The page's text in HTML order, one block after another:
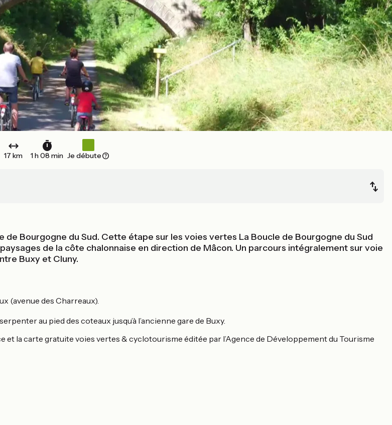
17 km 1 h 08 min Je débute
de Bourgogne du Sud. Cette étape sur les voies vertes La Boucle de Bourgogne du Sud
de la côte chalonnaise en direction de Mâcon. Un parcours intégralement sur voie
Buxy et Cluny.
(avenue des Charreaux).
au pied des coteaux jusqu’à l’ancienne gare de Buxy.
et la carte gratuite voies vertes & cyclotourisme éditée par l’Agence de Développement du Tourisme